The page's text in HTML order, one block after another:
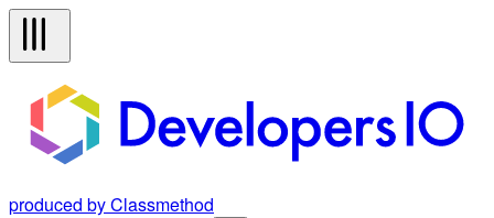
produced by Classmethod